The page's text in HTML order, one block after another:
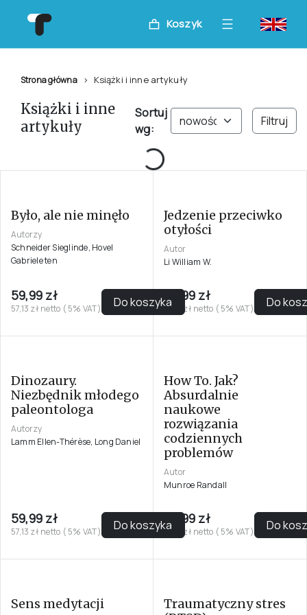
Koszyk
Strona główna Książki i inne artykuły
Książki i inne
artykuły
Sortuj
wg:
Filtruj
Loading...
Było, ale nie minęło
Autorzy
Schneider Sieglinde, Hovel
Gabriele ten
59,99 zł
57,13 zł netto ( 5% VAT) Do koszyka
Jedzenie przeciwko
otyłości
Autor
Li William W.
59,99 zł
57,13 zł netto ( 5% VAT) Do
Dinozaury.
Niezbędnik młodego
How To. Jak?
Absurdalnie
naukowe
rozwiązania
codziennych
problemów
Autor
Munroe Randall